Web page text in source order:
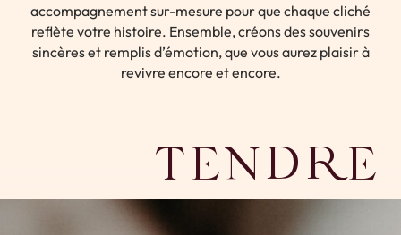
accompagnement sur-mesure pour que chaque cliché
reflète votre histoire. Ensemble, créons des souvenirs
sincères et remplis d’émotion, que vous aurez plaisir à
revivre encore et encore.
TENDRE